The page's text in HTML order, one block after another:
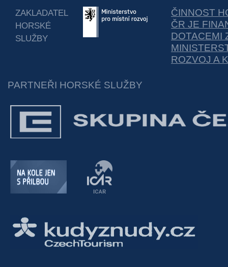
ZAKLADATEL
HORSKÉ
SLUŽBY
ČINNOST
ČR JE
DOTACEMI
ROZVOJ A
PARTNEŘI HORSKÉ SLUŽBY